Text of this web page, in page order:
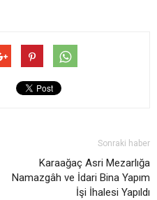
Sonraki haber
Karaağaç Asri Mezarlığa
Namazgâh ve İdari Bina Yapım
İşi İhalesi Yapıldı